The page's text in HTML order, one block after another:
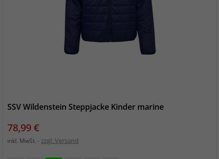
SSV Wildenstein Steppjacke Kinder marine
Preis
78,99 €
inkl. MwSt. zzgl. Versand